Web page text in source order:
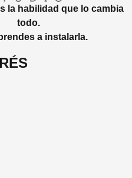
la habilidad que lo cambia
todo.
a instalarla.